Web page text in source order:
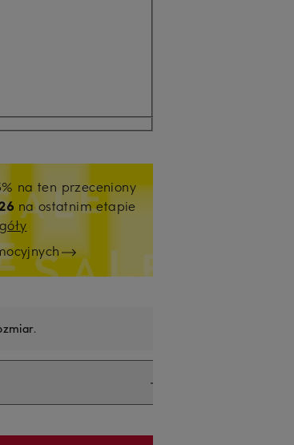
na ten przeceniony
na ostatnim etapie
.